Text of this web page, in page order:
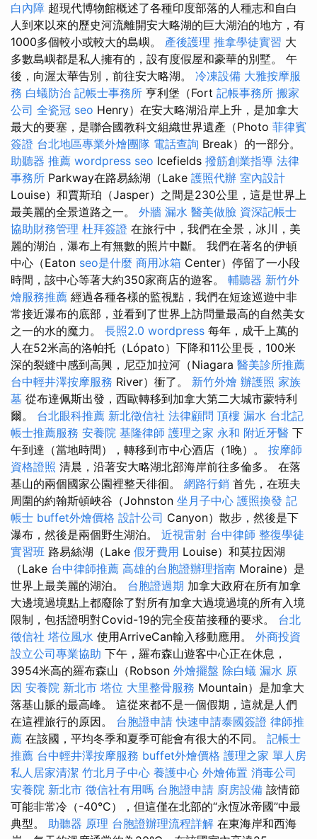
白內障 超現代博物館概述了各種印度部落的人種志和自白
人到來以來的歷史河流離開安大略湖的巨大湖泊的地方，有
1000多個較小或較大的島嶼。 產後護理 推拿學徒實習 大
多數島嶼都是私人擁有的，設有度假屋和豪華的別墅。 午
後，向渥太華告別，前往安大略湖。 冷凍設備 大雅按摩服
務 白蟻防治 記帳士事務所 亨利堡（Fort 記帳事務所 搬家
公司 全瓷冠 seo Henry）在安大略湖沿岸上升，是加拿大
最大的要塞，是聯合國教科文組織世界遺產（Photo 菲律賓
簽證 台北地區專業外燴團隊 電話查詢 Break）的一部分。
助聽器 推薦 wordpress seo Icefields 撥筋創業指導 法律
事務所 Parkway在路易絲湖（Lake 護照代辦 室內設計
Louise）和賈斯珀（Jasper）之間是230公里，這是世界上
最美麗的全景道路之一。 外牆 漏水 醫美做臉 資深記帳士
協助財務管理 杜拜簽證 在旅行中，我們在全景，冰川，美
麗的湖泊，瀑布上有無數的照片中斷。 我們在著名的伊頓
中心（Eaton seo是什麼 商用冰箱 Center）停留了一小段
時間，該中心等著大約350家商店的遊客。 輔聽器 新竹外
燴服務推薦 經過各種各樣的監視點，我們在短途巡遊中非
常接近瀑布的底部，並看到了世界上訪問量最高的自然美女
之一的水的魔力。 長照2.0 wordpress 每年，成千上萬的
人在52米高的洛帕托（Lópato）下降和11公里長，100米
深的裂縫中感到高興，尼亞加拉河（Niagara 醫美診所推薦
台中輕井澤按摩服務 River）衝了。 新竹外燴 辦護照 家族
墓 從布達佩斯出發，西歐轉移到加拿大第二大城市蒙特利
爾。 台北眼科推薦 新北徵信社 法律顧問 頂樓 漏水 台北記
帳士推薦服務 安養院 基隆律師 護理之家 永和 附近牙醫 下
午到達（當地時間），轉移到市中心酒店（1晚）。 按摩師
資格證照 清晨，沿著安大略湖北部海岸前往多倫多。 在落
基山的兩個國家公園裡整天徘徊。 網路行銷 首先，在班夫
周圍的約翰斯頓峽谷（Johnston 坐月子中心 護照換發 記
帳士 buffet外燴價格 設計公司 Canyon）散步，然後是下
瀑布，然後是兩個野生湖泊。 近視雷射 台中律師 整復學徒
實習班 路易絲湖（Lake 假牙費用 Louise）和莫拉因湖
（Lake 台中律師推薦 高雄的台胞證辦理指南 Moraine）是
世界上最美麗的湖泊。 台胞證過期 加拿大政府在所有加拿
大邊境過境點上都廢除了對所有加拿大過境過境的所有入境
限制，包括證明對Covid-19的完全疫苗接種的要求。 台北
徵信社 塔位風水 使用ArriveCan輸入移動應用。 外商投資
設立公司專業協助 下午，羅布森山遊客中心正在休息，
3954米高的羅布森山（Robson 外燴擺盤 除白蟻 漏水 原
因 安養院 新北市 塔位 大里整骨服務 Mountain）是加拿大
落基山脈的最高峰。 這從來都不是一個假期，這就是人們
在這裡旅行的原因。 台胞證申請 快速申請泰國簽證 律師推
薦 在該國，平均冬季和夏季可能會有很大的不同。 記帳士
推薦 台中輕井澤按摩服務 buffet外燴價格 護理之家 單人房
私人居家清潔 竹北月子中心 養護中心 外燴佈置 消毒公司
安養院 新北市 徵信社有用嗎 台胞證申請 廚房設備 該情節
可能非常冷（-40°C），但這僅在北部的“永恆冰帝國”中最
典型。 助聽器 原理 台胞證辦理流程詳解 在東海岸和西海